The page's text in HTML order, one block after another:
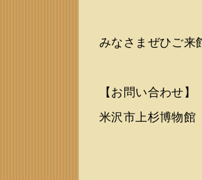
みなさまぜひご来
【お問い合わせ】
米沢市上杉博物